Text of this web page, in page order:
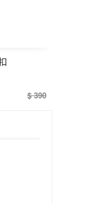
$ 390